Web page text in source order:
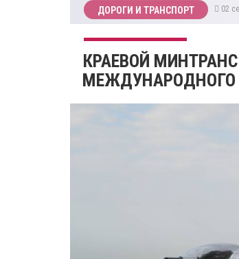
ДОРОГИ И ТРАНСПОРТ 02
КРАЕВОЙ
МЕЖДУНАРОДНОГО